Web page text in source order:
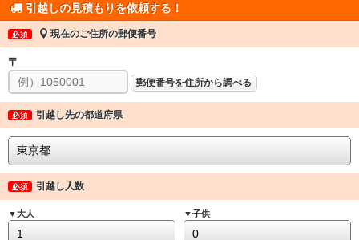
引越しの見積もりを依頼する！
必須 現在のご住所の郵便番号
〒
郵便番号を住所から調べる
必須 引越し先の都道府県
必須 引越し人数
▼大人 ▼子供